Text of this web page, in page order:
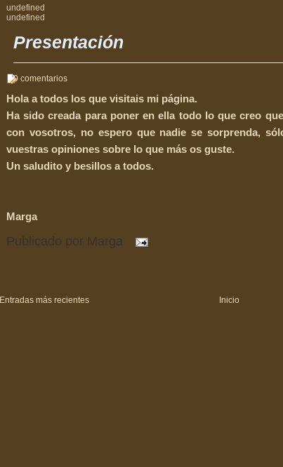
undefined
undefined
Presentación
0 comentarios
Hola a todos los que visitais mi página.
Ha sido creada para poner en ella todo lo que creo
con vosotros, no espero que nadie se sorprenda,
vuestras opiniones sobre lo que más os guste.
Un saludito y besillos a todos.
Marga
Publicado por Marga
Entradas más recientes Inicio